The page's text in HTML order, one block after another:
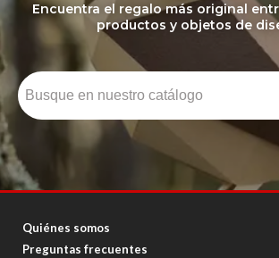
Encuentra el regalo más original
productos y objetos de
Quiénes somos
Preguntas frecuentes